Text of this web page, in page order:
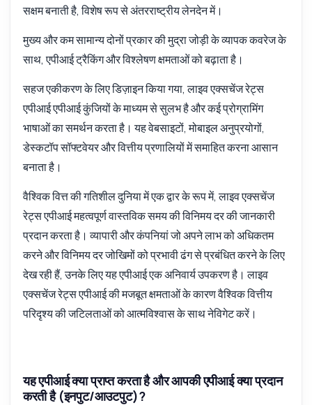
सक्षम बनाती है, विशेष रूप से अंतरराष्ट्रीय लेनदेन में।
मुख्य और कम सामान्य दोनों प्रकार की मुद्रा जोड़ी के व्यापक कवरेज के
साथ, एपीआई ट्रैकिंग और विश्लेषण क्षमताओं को बढ़ाता है।
सहज एकीकरण के लिए डिज़ाइन किया गया, लाइव एक्सचेंज रेट्स
एपीआई एपीआई कुंजियों के माध्यम से सुलभ है और कई प्रोग्रामिंग
भाषाओं का समर्थन करता है। यह वेबसाइटों, मोबाइल अनुप्रयोगों,
डेस्कटॉप सॉफ्टवेयर और वित्तीय प्रणालियों में समाहित करना आसान
बनाता है।
वैश्विक वित्त की गतिशील दुनिया में एक द्वार के रूप में, लाइव एक्सचेंज
रेट्स एपीआई महत्वपूर्ण वास्तविक समय की विनिमय दर की जानकारी
प्रदान करता है। व्यापारी और कंपनियां जो अपने लाभ को अधिकतम
करने और विनिमय दर जोखिमों को प्रभावी ढंग से प्रबंधित करने के लिए
देख रही हैं, उनके लिए यह एपीआई एक अनिवार्य उपकरण है। लाइव
एक्सचेंज रेट्स एपीआई की मजबूत क्षमताओं के कारण वैश्विक वित्तीय
परिदृश्य की जटिलताओं को आत्मविश्वास के साथ नेविगेट करें।
यह एपीआई क्या प्राप्त करता है और आपकी एपीआई क्या प्रदान
करती है (इनपुट/आउटपुट)?